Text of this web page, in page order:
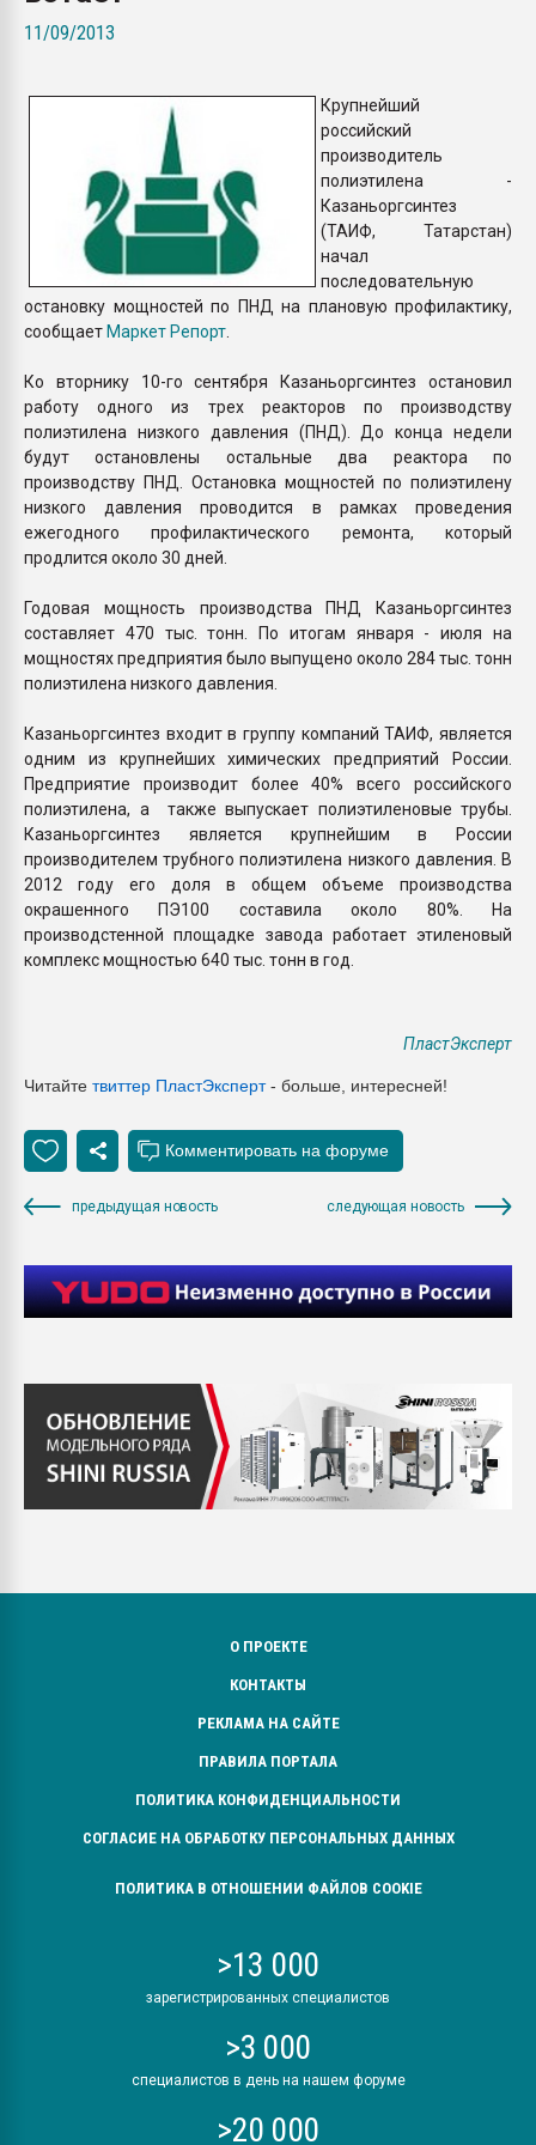
ПЕРЕЙТИ НА
11/09/2013
Крупнейший
российский
производитель
полиэтилена -
Казаньоргсинтез
(ТАИФ, Татарстан)
начал
последовательную
остановку мощностей по ПНД на плановую профилактику,
сообщаетМаркет Репорт
Ко вторнику 10-го сентября Казаньоргсинтез остановил
работу одного из трех реакторов по производству
полиэтилена низкого давления (ПНД). До конца недели
будут остановлены остальные два реактора по
производству ПНД. Остановка мощностей по полиэтилену
низкого давления проводится в рамках проведения
ежегодного профилактического ремонта, который
продлится около 30 дней.
Годовая мощность производства ПНД Казаньоргсинтез
составляет 470 тыс. тонн. По итогам января - июля на
мощностях предприятия было выпущено около 284 тыс. тонн
полиэтилена низкого давления.
Казаньоргсинтез входит в группу компаний ТАИФ, является
одним из крупнейших химических предприятий России.
Предприятие производит более 40% всего российского
полиэтилена, а также выпускает полиэтиленовые трубы.
Казаньоргсинтез является крупнейшим в России
производителем трубного полиэтилена низкого давления. В
2012 году его доля в общем объеме производства
окрашенного ПЭ100 составила около 80%. На
производстенной площадке завода работает этиленовый
комплекс мощностью 640 тыс. тонн в год.
ПластЭксперт
Читайте твиттер ПластЭксперт- больше, интересней!
предыдущая новость следующая новость
О ПРОЕКТЕ
КОНТАКТЫ
РЕКЛАМА НА САЙТЕ
ПРАВИЛА ПОРТАЛА
ПОЛИТИКА КОНФИДЕНЦИАЛЬНОСТИ
СОГЛАСИЕ НА ОБРАБОТКУ ПЕРСОНАЛЬНЫХ ДАННЫХ
ПОЛИТИКА В ОТНОШЕНИИ ФАЙЛОВ COOKIE
>13 000
зарегистрированных специалистов
>3 000
специалистов в день на нашем форуме
>20 000